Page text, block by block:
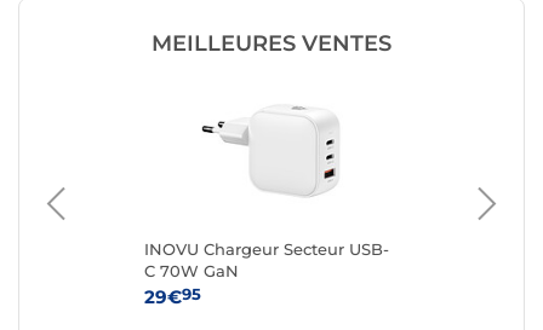
MEILLEURES VENTES
INOVU Chargeur Secteur USB-
C 70W GaN
29€95